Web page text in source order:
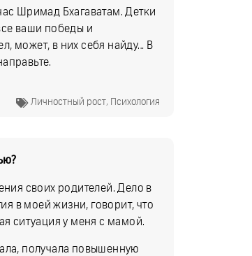
Шримад Бхагаватам. Детки
ваши победы и
может, в них себя найду… В
Личностный рост, Психология
своих родителей. Дело в
в моей жизни, говорит, что
ситуация у меня с мамой.
получала повышенную